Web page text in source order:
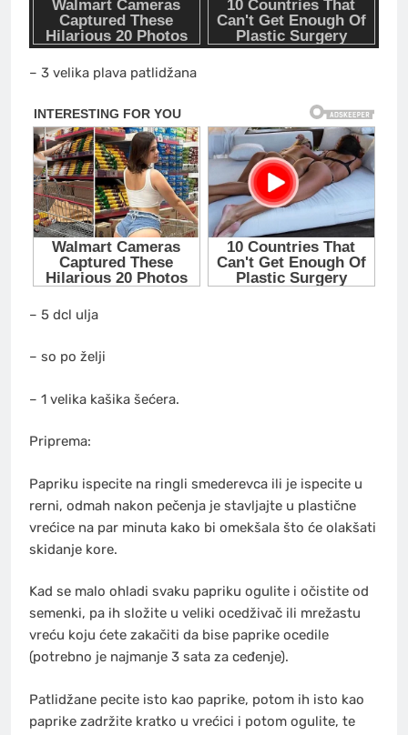
– 3 velika plava patlidžana
– 5 dcl ulja
– so po želji
– 1 velika kašika šećera.
Priprema:
Papriku ispecite na ringli smederevca ili je ispecite u
rerni, odmah nakon pečenja je stavljajte u plastične
vrećice na par minuta kako bi omekšala što će olakšati
skidanje kore.
Kad se malo ohladi svaku papriku ogulite i očistite od
semenki, pa ih složite u veliki ocedživač ili mrežastu
vreću koju ćete zakačiti da bise paprike ocedile
(potrebno je najmanje 3 sata za ceđenje).
Patlidžane pecite isto kao paprike, potom ih isto kao
paprike zadržite kratko u vrećici i potom ogulite, te